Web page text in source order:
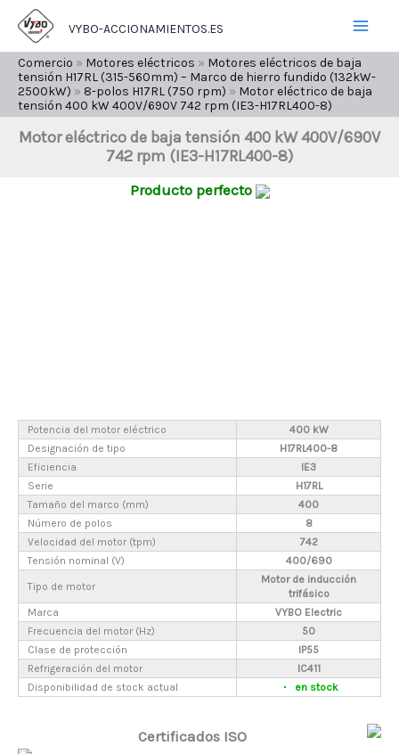
contenido
VYBO-ACCIONAMIENTOS.ES
Comercio » Motores eléctricos » Motores eléctricos de baja
tensión H17RL (315-560mm) – Marco de hierro fundido (132kW-
2500kW) » 8-polos H17RL (750 rpm) » Motor eléctrico de baja
tensión 400 kW 400V/690V 742 rpm (IE3-H17RL400-8)
Motor eléctrico de baja tensión 400 kW 400V/690V
742 rpm (IE3-H17RL400-8)
Producto perfecto
Potencia del motor eléctrico
400 kW
Designación de tipo
H17RL400-8
Eficiencia
IE3
Serie
H17RL
Tamaño del marco (mm)
400
Número de polos
8
Velocidad del motor (tpm)
742
Tensión nominal (V)
400/690
Tipo de motor
Motor de inducción
trifásico
Marca
VYBO Electric
Frecuencia del motor (Hz)
50
Clase de protección
IP55
Refrigeración del motor
IC411
Disponibilidad de stock actual
en stock
Certificados ISO